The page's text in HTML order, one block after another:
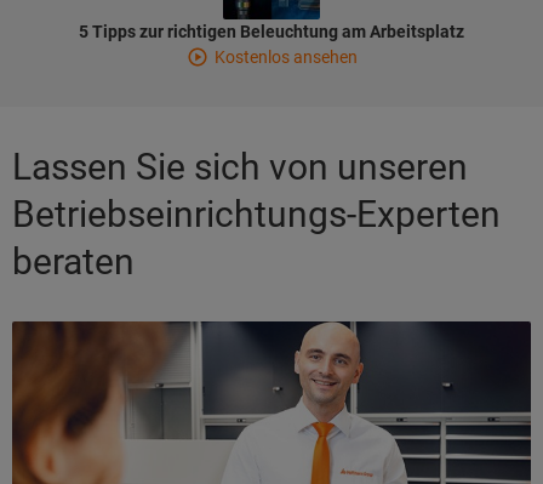
5 Tipps zur richtigen Beleuchtung am Arbeitsplatz
Kostenlos ansehen
Lassen Sie sich von unseren
Betriebseinrichtungs-Experten
beraten